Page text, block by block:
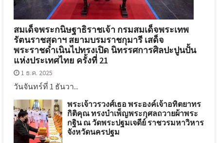
สมเด็จพระกนิษฐาธิราชเจ้า กรมสมเด็จพระเทพ
รัตนราชสุดาฯ สยามบรมราชกุมารี เสด็จ
พระราชดำเนินไปทรงเปิด นิทรรศการศิลปะปูนปั้น
แห่งประเทศไทย ครั้งที่ 21
1 ธ.ค. 2025
วันจันทร์ที่ 1 ธันวา...
พระเจ้าวรวงศ์เธอ พระองค์เจ้าอทิตยาทร
กิติคุณ ทรงบำเพ็ญพระกุศลถวายผ้าพระ
กฐิน ณ วัดพระปฐมเจดีย์ ราชวรมหาวิหาร
จังหวัดนครปฐม